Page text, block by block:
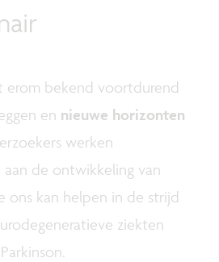
erom bekend voortdurend
en nieuwe horizonten
werken
de ontwikkeling van
ons kan helpen in de strijd
ziekten